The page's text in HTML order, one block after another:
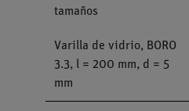
tamaños
Varilla de vidrio, BORO
3.3, l = 200 mm, d = 5
mm